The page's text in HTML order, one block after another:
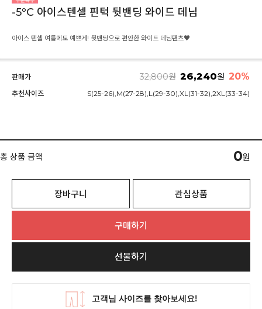
-5ºC 아이스텐셀 핀턱 뒷밴딩 와이드 데님
아이스 텐셀 여름에도 예쁘게! 뒷밴딩으로 편안한 와이드 데님팬츠♥
판매가 32,800원 26,240원 20%
추천사이즈 S(25-26),M(27-28),L(29-30),XL(31-32),2XL(33-34)
총 상품 금액 0원
장바구니 관심상품
구매하기
선물하기